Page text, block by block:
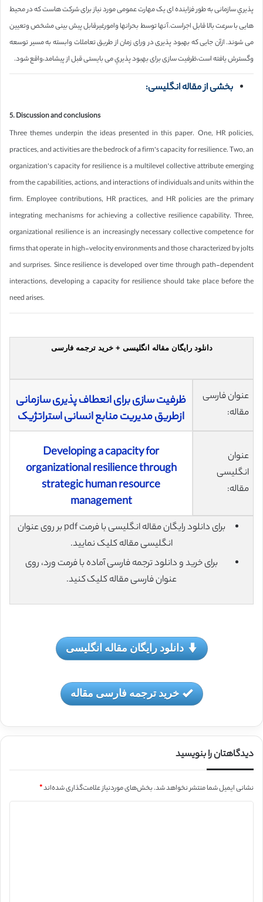
پذيري سازمانی به طور فزاینده ای یک مهارت عمومی مورد نیاز برای شرکت هاست که در محیط
هایی با سرعت بالا قابل اجراست.آنها توسط بحرانها وامورغیرقابل پیش بینی مشخص وتعیین
می شوند. ازآن جایی که بهبود پذیری در ورای زمان از طریق تعاملات وابسته به مسیر توسعه
وگسترش یافته است،ظرفیت سازی برای بهبود پذيري می بایستی قبل از پیشامد،واقع شود.
بخشی از مقاله انگلیسی:
5. Discussion and conclusions
Three themes underpin the ideas presented in this paper. One, HR policies,
practices, and activities are the bedrock of a firm’s capacity for resilience. Two, an
organization’s capacity for resilience is a multilevel collective attribute emerging
from the capabilities, actions, and interactions of individuals and units within the
firm. Employee contributions, HR practices, and HR policies are the primary
integrating mechanisms for achieving a collective resilience capability. Three,
organizational resilience is an increasingly necessary collective competence for
firms that operate in high-velocity environments and those characterized by jolts
and surprises. Since resilience is developed over time through path-dependent
interactions, developing a capacity for resilience should take place before the
need arises.
دانلود رایگان مقاله انگلیسی + خرید ترجمه فارسی
عنوان فارسی
مقاله:
ظرفیت سازی برای انعطاف پذیری سازمانی
ازطریق مدیریت منابع انسانی استراتژیک
عنوان
انگلیسی
مقاله:
Developing a capacity for
organizational resilience through
strategic human resource
management
برای دانلود رایگان مقاله انگلیسی با فرمت pdf بر روی عنوان
انگلیسی مقاله کلیک نمایید.
برای خرید و دانلود ترجمه فارسی آماده با فرمت ورد، روی
عنوان فارسی مقاله کلیک کنید.
دانلود رایگان مقاله انگلیسی
خرید ترجمه فارسی مقاله
دیدگاهتان را بنویسید
نشانی ایمیل شما منتشر نخواهد شد.بخش‌های موردنیاز علامت‌گذاری شده‌اند*